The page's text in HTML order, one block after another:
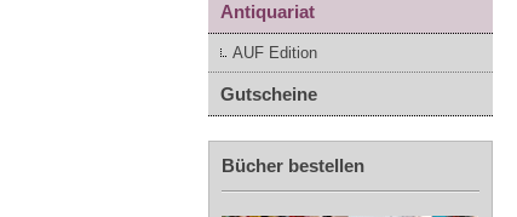
Antiquariat
AUF Edition
Gutscheine
Bücher bestellen